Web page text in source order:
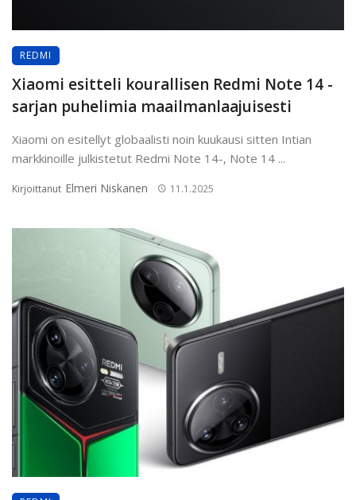
REDMI
Xiaomi esitteli kourallisen Redmi Note 14 -
sarjan puhelimia maailmanlaajuisesti
Xiaomi on esitellyt globaalisti noin kuukausi sitten Intian
markkinoille julkistetut Redmi Note 14-, Note 14 ...
Kirjoittanut Elmeri Niskanen 11.1.2025